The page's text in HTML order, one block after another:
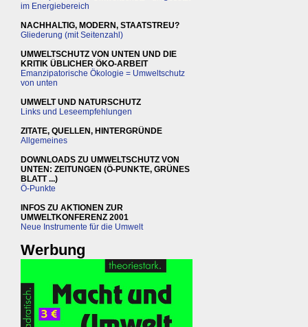
im Energiebereich
NACHHALTIG, MODERN, STAATSTREU?
Gliederung (mit Seitenzahl)
UMWELTSCHUTZ VON UNTEN UND DIE
KRITIK ÜBLICHER ÖKO-ARBEIT
Emanzipatorische Ökologie = Umweltschutz
von unten
UMWELT UND NATURSCHUTZ
Links und Leseempfehlungen
ZITATE, QUELLEN, HINTERGRÜNDE
Allgemeines
DOWNLOADS ZU UMWELTSCHUTZ VON
UNTEN: ZEITUNGEN (Ö-PUNKTE, GRÜNES
BLATT ...)
Ö-Punkte
INFOS ZU AKTIONEN ZUR
UMWELTKONFERENZ 2001
Neue Instrumente für die Umwelt
Werbung